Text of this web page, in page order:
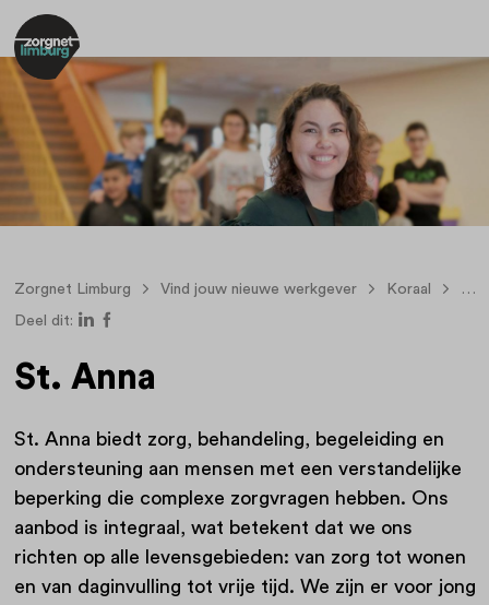
Zorgnet Limburg Vind jouw nieuwe werkgever Koraal
Deel dit:
St. Anna
St. Anna biedt zorg, behandeling, begeleiding en
ondersteuning aan mensen met een verstandelijke
beperking die complexe zorgvragen hebben. Ons
aanbod is integraal, wat betekent dat we ons
richten op alle levensgebieden: van zorg tot wonen
en van daginvulling tot vrije tijd. We zijn er voor jong